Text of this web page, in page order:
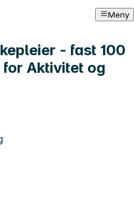
Meny
- fast 100
Aktivitet og